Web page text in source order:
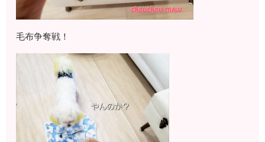
毛布争奪戦！